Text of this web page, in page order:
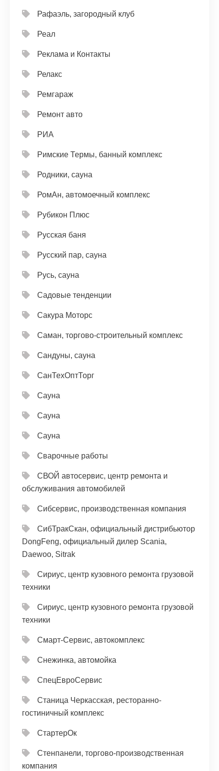
Рафаэль, загородный клуб
Реал
Реклама и Контакты
Релакс
Ремгараж
Ремонт авто
РИА
Римские Термы, банный комплекс
Родники, сауна
РомАн, автомоечный комплекс
Рубикон Плюс
Русская баня
Русский пар, сауна
Русь, сауна
Садовые тенденции
Сакура Моторс
Саман, торгово-строительный комплекс
Сандуны, сауна
СанТехОптТорг
Сауна
Сауна
Сауна
Сварочные работы
СВОЙ автосервис, центр ремонта и
обслуживания автомобилей
Сибсервис, производственная компания
СибТракСкан, официальный дистрибьютор
DongFeng, официальный дилер Scania,
Daewoo, Sitrak
Сириус, центр кузовного ремонта грузовой
техники
Сириус, центр кузовного ремонта грузовой
техники
Смарт-Сервис, автокомплекс
Снежинка, автомойка
СпецЕвроСервис
Станица Черкасская, ресторанно-
гостиничный комплекс
СтартерОк
Стенпанели, торгово-производственная
компания